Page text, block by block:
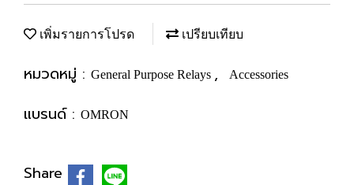
เพิ่มรายการโปรด เปรียบเทียบ
หมวดหมู่ : General Purpose Relays , Accessories
แบรนด์ : OMRON
Share